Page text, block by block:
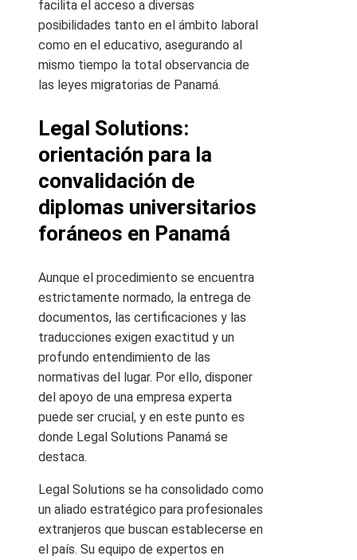
facilita el acceso a diversas
posibilidades tanto en el ámbito laboral
como en el educativo, asegurando al
mismo tiempo la total observancia de
las leyes migratorias de Panamá.
Legal Solutions:
orientación para la
convalidación de
diplomas universitarios
foráneos en Panamá
Aunque el procedimiento se encuentra
estrictamente normado, la entrega de
documentos, las certificaciones y las
traducciones exigen exactitud y un
profundo entendimiento de las
normativas del lugar. Por ello, disponer
del apoyo de una empresa experta
puede ser crucial, y en este punto es
donde Legal Solutions Panamá se
destaca.
Legal Solutions se ha consolidado como
un aliado estratégico para profesionales
extranjeros que buscan establecerse en
el país. Su equipo de expertos en